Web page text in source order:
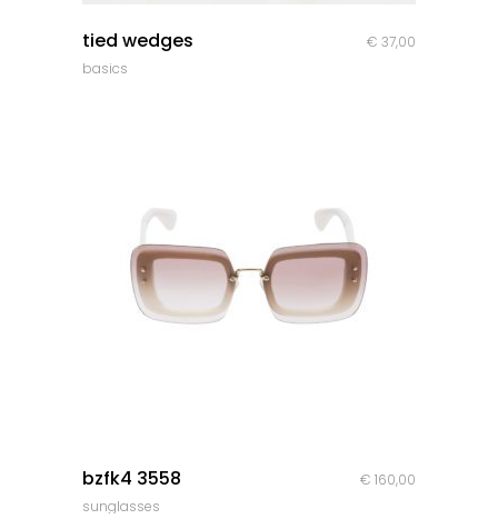
tied wedges € 37,00
basics
bzfk4 3558 € 160,00
sunglasses